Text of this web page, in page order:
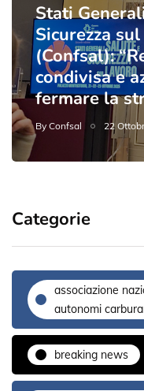
Stati
Sicurezza
(Confsal):
condivisa e
fermare la
By Confsal 22
Categorie
associazione
autonomi
breaking news